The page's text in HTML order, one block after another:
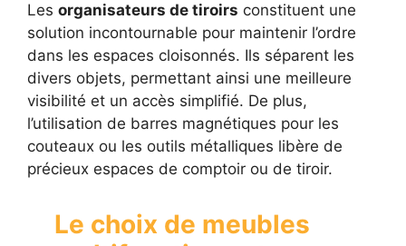
Les organisateurs de tiroirs constituent une
solution incontournable pour maintenir l’ordre
dans les espaces cloisonnés. Ils séparent les
divers objets, permettant ainsi une meilleure
visibilité et un accès simplifié. De plus,
l’utilisation de barres magnétiques pour les
couteaux ou les outils métalliques libère de
précieux espaces de comptoir ou de tiroir.
Le choix de meubles